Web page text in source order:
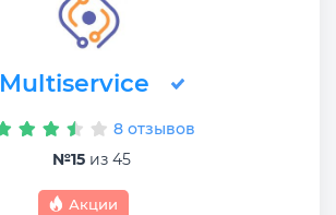
Multiservice
8 отзывов
№15 из 45
Акции